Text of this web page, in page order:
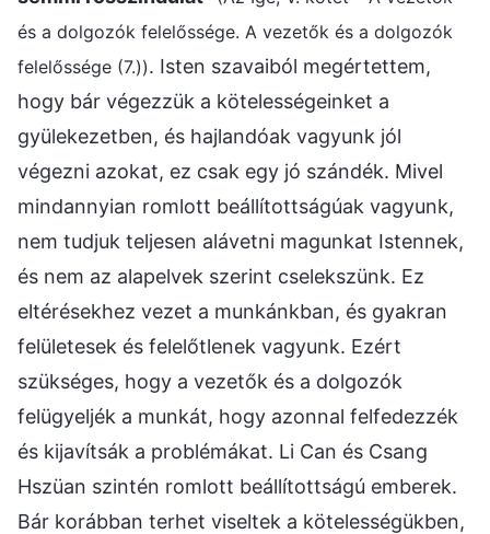
és a dolgozók felelőssége. A vezetők és a dolgozók
felelőssége (7.)). Isten szavaiból megértettem,
hogy bár végezzük a kötelességeinket a
gyülekezetben, és hajlandóak vagyunk jól
végezni azokat, ez csak egy jó szándék. Mivel
mindannyian romlott beállítottságúak vagyunk,
nem tudjuk teljesen alávetni magunkat Istennek,
és nem az alapelvek szerint cselekszünk. Ez
eltérésekhez vezet a munkánkban, és gyakran
felületesek és felelőtlenek vagyunk. Ezért
szükséges, hogy a vezetők és a dolgozók
felügyeljék a munkát, hogy azonnal felfedezzék
és kijavítsák a problémákat. Li Can és Csang
Hszüan szintén romlott beállítottságú emberek.
Bár korábban terhet viseltek a kötelességükben,